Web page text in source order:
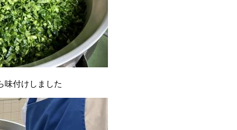
味付けしました